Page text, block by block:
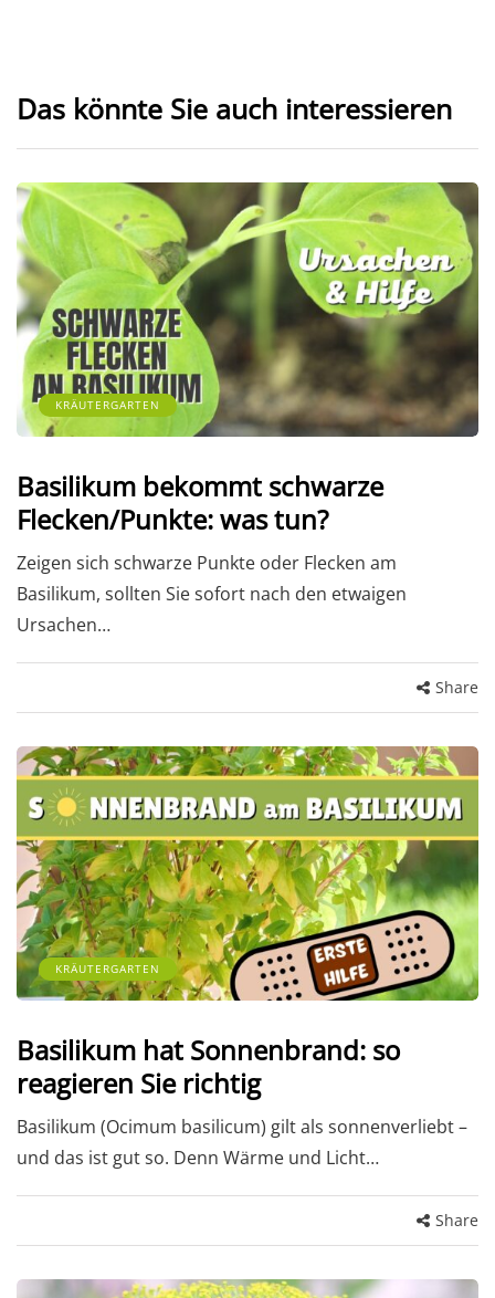
Das könnte Sie auch interessieren
KRÄUTERGARTEN
Basilikum bekommt schwarze
Flecken/Punkte: was tun?
Zeigen sich schwarze Punkte oder Flecken am
Basilikum, sollten Sie sofort nach den etwaigen
Ursachen…
Share
KRÄUTERGARTEN
Basilikum hat Sonnenbrand: so
reagieren Sie richtig
Basilikum (Ocimum basilicum) gilt als sonnenverliebt –
und das ist gut so. Denn Wärme und Licht…
Share